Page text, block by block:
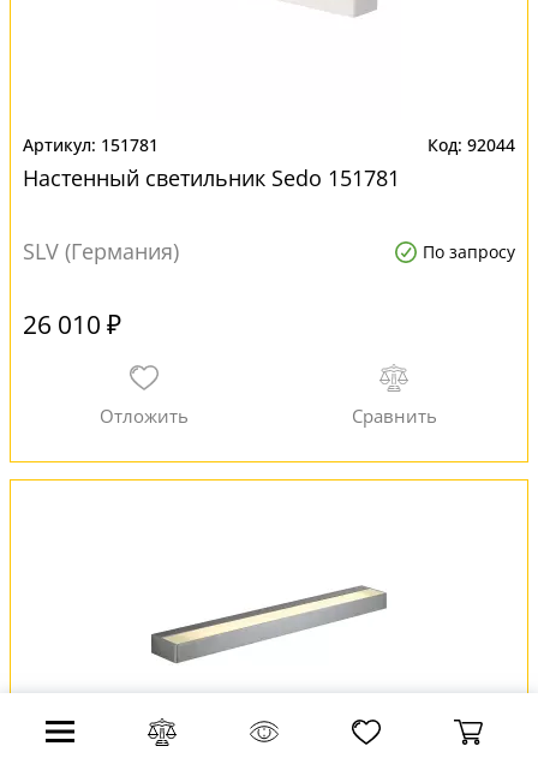
151781 92044
Настенный светильник Sedo 151781
SLV (Германия) По запросу
26 010 ₽